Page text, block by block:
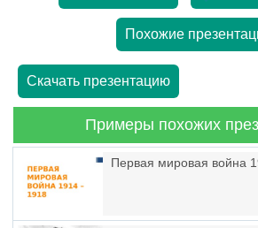
Похожие
Скачать презентацию
Примеры похожих
Первая мировая война